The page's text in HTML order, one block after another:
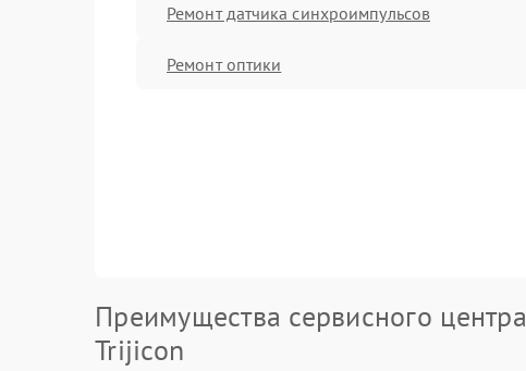
Ремонт датчика синхроимпульсов
Ремонт оптики
Преимущества сервисного центра
Trijicon